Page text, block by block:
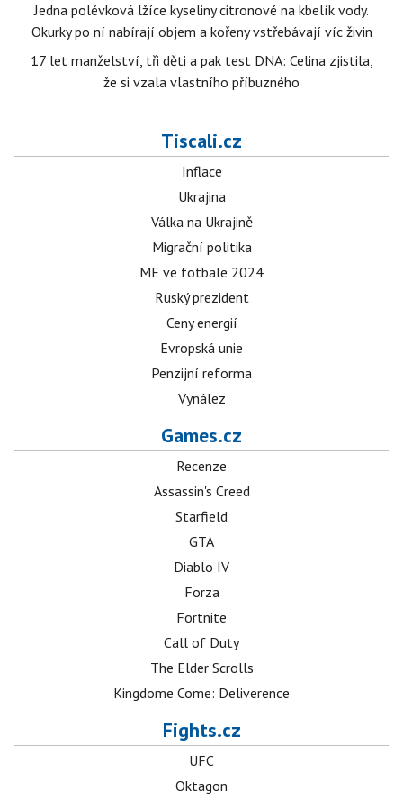
Jedna polévková lžíce kyseliny citronové na kbelík vody.
Okurky po ní nabírají objem a kořeny vstřebávají víc živin
17 let manželství, tři děti a pak test DNA: Celina zjistila,
že si vzala vlastního příbuzného
Tiscali.cz
Inflace
Ukrajina
Válka na Ukrajině
Migrační politika
ME ve fotbale 2024
Ruský prezident
Ceny energií
Evropská unie
Penzijní reforma
Vynález
Games.cz
Recenze
Assassin's Creed
Starfield
GTA
Diablo IV
Forza
Fortnite
Call of Duty
The Elder Scrolls
Kingdome Come: Deliverence
Fights.cz
UFC
Oktagon